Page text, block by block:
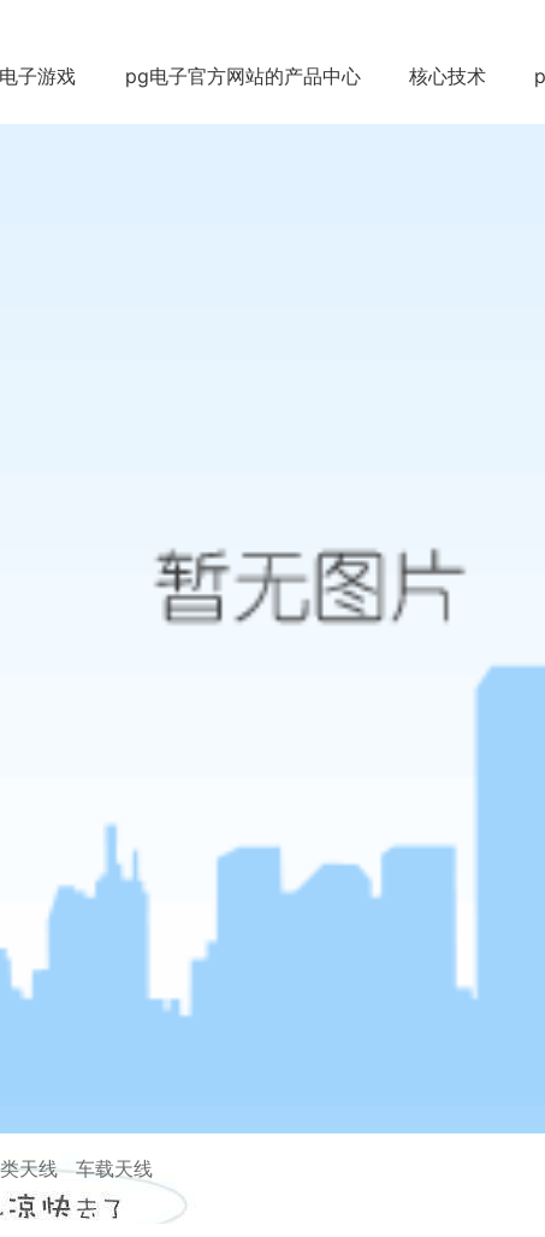
子游戏 pg电子官方网站的产品中心 核心技术
天线 车载天线